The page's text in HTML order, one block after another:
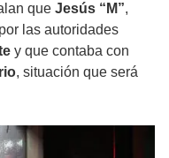
que Jesús “M”,
las autoridades
y que contaba con
, situación que será